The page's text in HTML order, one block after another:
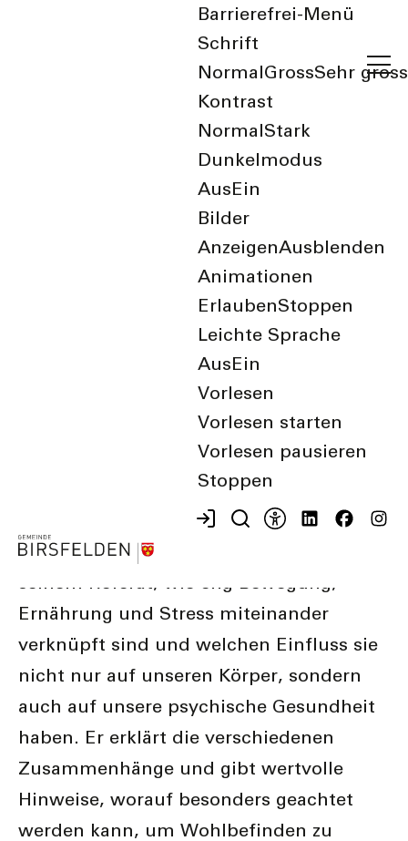
Barrierefrei-Menü
Schrift
Normal GrossSehr gross
Kontrast
Normal Stark
Dunkelmodus
Aus Ein
Bilder
AnzeigenAusblenden
Animationen
ErlaubenStoppen
Leichte Sprache
Aus Ein
Vorlesen
Vorlesen starten
Vorlesen pausieren
Stoppen
Bewegung, Ernährung
Auswirkungen auf
Körper, Gehirn und
Hans Rudolph Olpe verdeutlicht in
Ernährung und Stress miteinander
verknüpft sind und welchen Einfluss sie
nicht nur auf unseren Körper, sondern
auch auf unsere psychische Gesundheit
haben. Er erklärt die verschiedenen
Zusammenhänge und gibt wertvolle
Hinweise, worauf besonders geachtet
werden kann, um Wohlbefinden zu